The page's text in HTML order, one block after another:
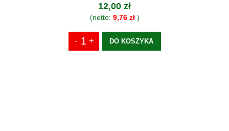
12,00 zł
(netto: 9,76 zł)
DO KOSZYKA